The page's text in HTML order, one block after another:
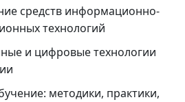
средств информационно-
технологий
и цифровые технологии
методики, практики,